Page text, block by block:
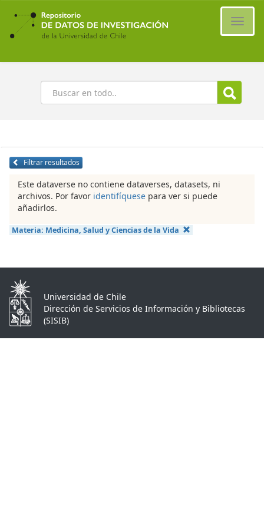
Ir
contenido
principal
Buscar
Filtrar resultados
Este dataverse no contiene dataverses, datasets, ni
archivos. Por favor identifíquese para ver si puede
añadirlos.
Materia: Medicina, Salud y Ciencias de la Vida
Universidad de Chile
Dirección de Servicios de Información y Bibliotecas
(SISIB)